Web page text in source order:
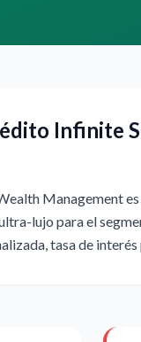
Infinite
Management
lujo para el
tasa de